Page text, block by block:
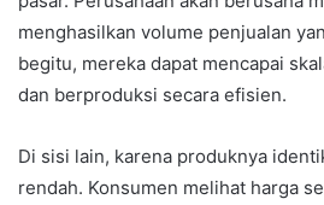
menghasilkan volume penjualan
begitu, mereka dapat mencapai
dan berproduksi secara efisien.
Di sisi lain, karena produknya
rendah. Konsumen melihat harga